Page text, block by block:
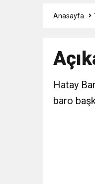
Anasayfa
Hatay
baro